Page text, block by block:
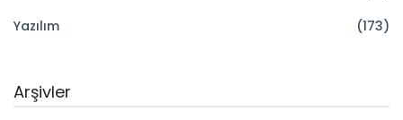
Yazılım
(173)
Arşivler